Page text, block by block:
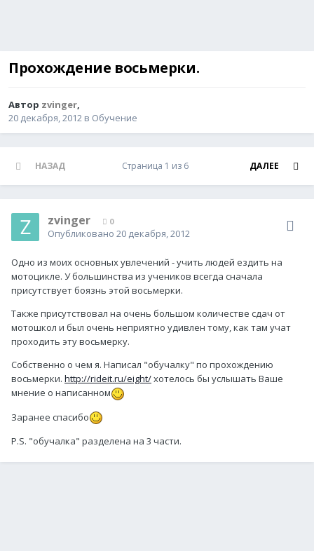
Прохождение восьмерки.
Автор zvinger,
20 декабря, 2012 в Обучение
НАЗАД ДАЛЕЕ
Страница 1 из 6
zvinger 0
Опубликовано 20 декабря, 2012
Одно из моих основных увлечений - учить людей ездить на
мотоцикле. У большинства из учеников всегда сначала
присутствует боязнь этой восьмерки.
Также присутствовал на очень большом количестве сдач от
мотошкол и был очень неприятно удивлен тому, как там учат
проходить эту восьмерку.
Собственно о чем я. Написал "обучалку" по прохождению
восьмерки. http://rideit.ru/eight/хотелось бы услышать Ваше
мнение о написанном
Заранее спасибо
P.S. "обучалка" разделена на 3 части.